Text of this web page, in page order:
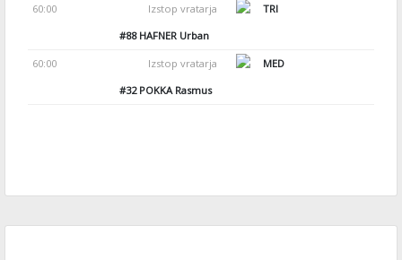
60:00 Izstop vratarja
TRI
#88HAFNER Urban
60:00 Izstop vratarja
MED
#32POKKA Rasmus